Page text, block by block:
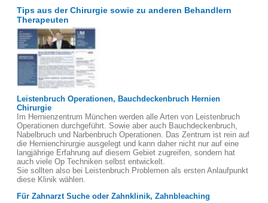
Tips aus der Chirurgie sowie zu anderen Behandlern
Therapeuten
Leistenbruch Operationen, Bauchdeckenbruch Hernien
Chirurgie
Im Hernienzentrum München werden alle Arten von Leistenbruch
Operationen durchgeführt. Sowie aber auch Bauchdeckenbruch,
Nabelbruch und Narbenbruch Operationen. Das Zentrum ist rein auf
die Hernienchirurgie ausgelegt und kann daher nicht nur auf eine
langjährige Erfahrung auf diesem Gebiet zugreifen, sondern hat
auch viele Op Techniken selbst entwickelt.
Sie sollten also bei Leistenbruch Problemen als ersten Anlaufpunkt
diese Klinik wählen.
Für Zahnarzt Suche oder Zahnklinik, Zahnbleaching